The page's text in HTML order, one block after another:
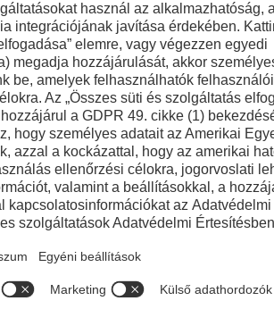
Referencia acél
Korrózióállóság
10%
Kopásállóság
Szívósság
Forgácsolhatóság